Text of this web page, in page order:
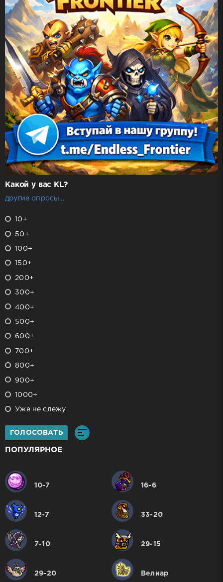
Какой у вас KL?
другие опросы...
10+
50+
100+
150+
200+
300+
400+
500+
600+
700+
800+
900+
1000+
Уже не слежу
ГОЛОСОВАТЬ
ПОПУЛЯРНОЕ
10-7 16-6
12-7 33-20
7-10 29-15
29-20 Велиар